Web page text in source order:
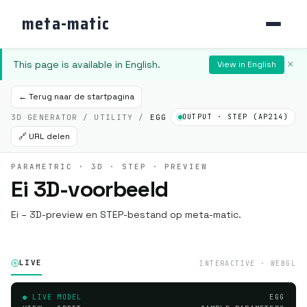
meta-matic
This page is available in English. View in English ×
← Terug naar de startpagina
3D GENERATOR / UTILITY / EGG OUTPUT · STEP (AP214)
🔗 URL delen
PARAMETRIC · 3D · STEP · PREVIEW
Ei 3D-voorbeeld
Ei – 3D-preview en STEP-bestand op meta-matic.
LIVE INTERACTIVE · WEBGL
● LIVE MODEL
EGG